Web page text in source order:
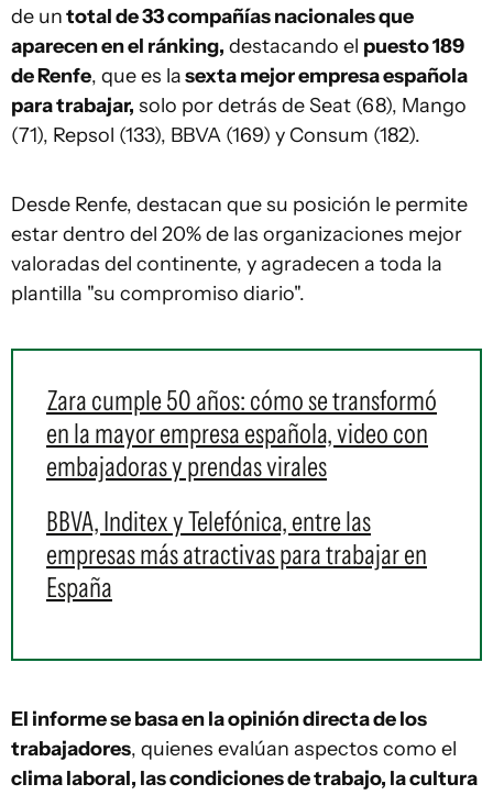
de untotal de 33 compañías nacionales que
aparecen en el ránking, destacando el puesto 189
de Renfe, que es lasexta mejor empresa española
para trabajar, solo por detrás de Seat (68), Mango
(71), Repsol (133), BBVA (169) y Consum (182).
Desde Renfe, destacan que su posición le permite
estar dentro del 20% de las organizaciones mejor
valoradas del continente, y agradecen a toda la
plantilla "su compromiso diario".
Zara cumple 50 años: cómo se transformó
en la mayor empresa española, video con
embajadoras y prendas virales
BBVA, Inditex y Telefónica, entre las
empresas más atractivas para trabajar en
España
El informe se basa en la opinión directa de los
trabajadores, quienes evalúan aspectos como el
clima laboral, las condiciones de trabajo, la cultura